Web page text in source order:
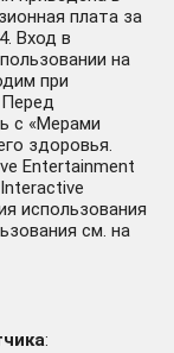
плата за
Вход в
на
при
Перед
с «Мерами
здоровья.
Entertainment
использования
см. на
: